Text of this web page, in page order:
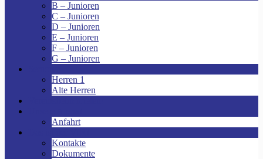
B – Junioren
C – Junioren
D – Junioren
E – Junioren
F – Junioren
G – Junioren
Herren 1
Alte Herren
Anfahrt
Kontakte
Dokumente